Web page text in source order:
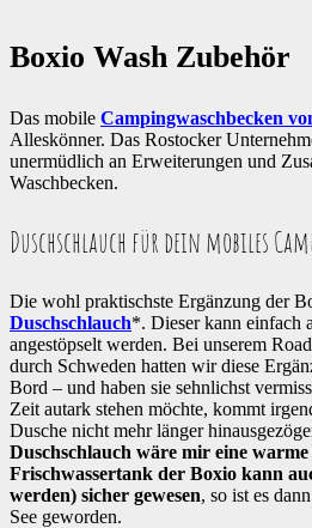
Boxio Wash Zubehör
Das mobile Campingwaschbecken
Alleskönner. Das Rostocker
unermüdlich an Erweiterungen und
Waschbecken.
Duschschlauch für dein mobiles
Die wohl praktischste Ergänzung der
Duschschlauch*. Dieser kann einfach
angestöpselt werden. Bei unserem
durch Schweden hatten wir diese
Bord – und haben sie sehnlichst
Zeit autark stehen möchte, kommt
Dusche nicht mehr länger
Duschschlauch wäre mir eine
Frischwassertank der Boxio kann
werden) sicher gewesen, so ist es
See geworden.